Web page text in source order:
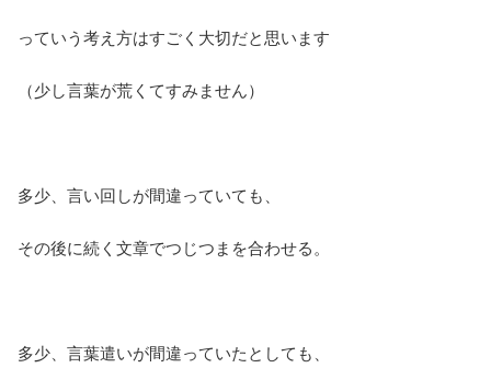
っていう考え方はすごく大切だと思います
（少し言葉が荒くてすみません）
多少、言い回しが間違っていても、
その後に続く文章でつじつまを合わせる。
多少、言葉遣いが間違っていたとしても、